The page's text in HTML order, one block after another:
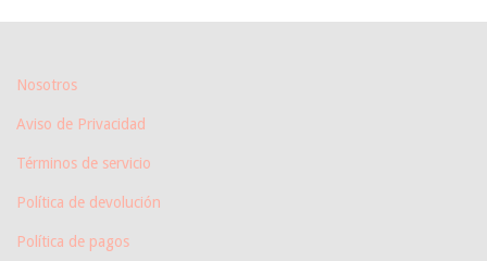
Nosotros
Aviso de Privacidad
Términos de servicio
Política de devolución
Política de pagos